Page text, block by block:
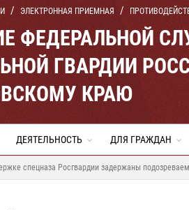
ЭЛЕКТРОННАЯ ПРИЕМНАЯ
ФЕДЕРАЛЬНОЙ
ГВАРДИИ
КРАЮ
ДЕЯТЕЛЬНОСТЬ ДЛЯ ГРАЖДАН
спецназа Росгвардии задержаны